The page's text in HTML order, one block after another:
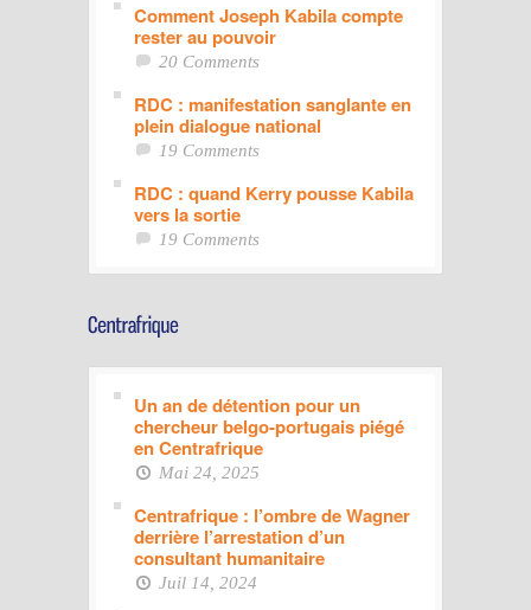
Comment Joseph Kabila compte
rester au pouvoir
20 Comments
RDC : manifestation sanglante en
plein dialogue national
19 Comments
RDC : quand Kerry pousse Kabila
vers la sortie
19 Comments
Un an de détention pour un
chercheur belgo-portugais piégé
en Centrafrique
Mai 24, 2025
Centrafrique : l’ombre de Wagner
derrière l’arrestation d’un
consultant humanitaire
Juil 14, 2024